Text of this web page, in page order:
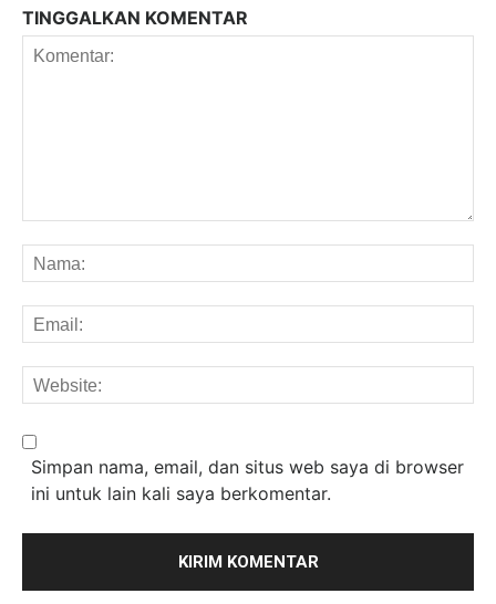
TINGGALKAN KOMENTAR
Simpan nama, email, dan situs web saya di browser
ini untuk lain kali saya berkomentar.